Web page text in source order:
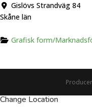
Gislövs Strandväg 84
Skåne län
Grafisk form/
Change Location